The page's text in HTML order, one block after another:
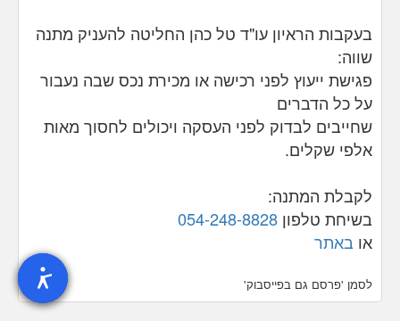
בעקבות הראיון עו"ד טל כהן החליטה להעניק מתנה
שווה:
פגישת ייעוץ לפני רכישה או מכירת נכס שבה נעבור
על כל הדברים
שחייבים לבדוק לפני העסקה ויכולים לחסוך מאות
אלפי שקלים.
לקבלת המתנה:
בשיחת טלפון 054-248-8828
או באתר
לסמן 'פרסם גם בפייסבוק'